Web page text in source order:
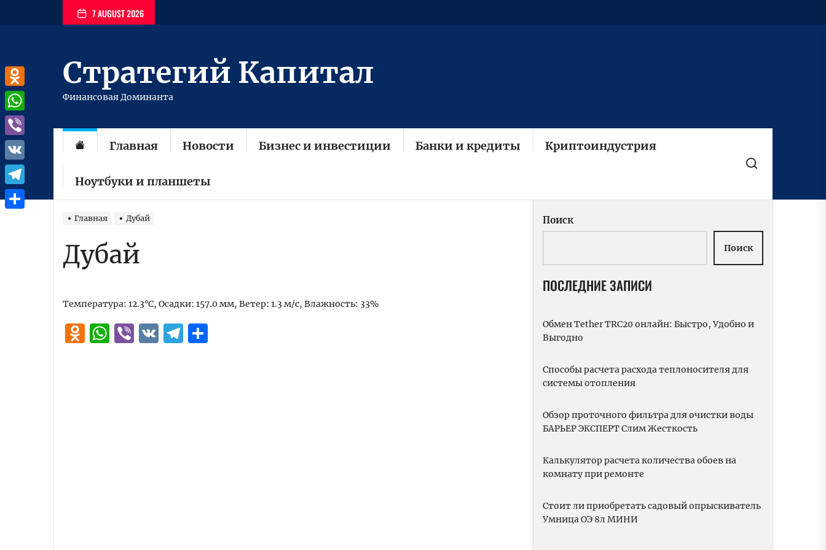
7 AUGUST 2026
Стратегий Капитал
Финансовая Доминанта
Главная Новости Бизнес и инвестиции Банки и кредиты Криптоиндустрия
Ноутбуки и планшеты
Главная Дубай
Дубай
Температура: 12.3°C, Осадки: 157.0 мм, Ветер: 1.3 м/с, Влажность: 33%
Odnoklassniki
WhatsApp
Viber
VK Telegram
Поиск
Поиск
ПОСЛЕДНИЕ ЗАПИСИ
Обмен Tether TRC20 онлайн: Быстро, Удобно и
Выгодно
Способы расчета расхода теплоносителя для
системы отопления
Обзор проточного фильтра для очистки воды
БАРЬЕР ЭКСПЕРТ Слим Жесткость
Калькулятор расчета количества обоев на
комнату при ремонте
Стоит ли приобретать садовый опрыскиватель
Умница ОЭ 8л МИНИ
Odnoklassniki
WhatsApp
Viber
VK
Telegram